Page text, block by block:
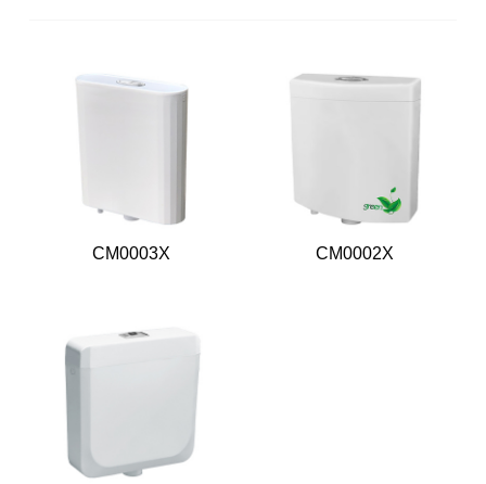
CM0003X CM0002X